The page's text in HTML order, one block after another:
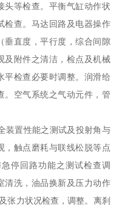
头等检查。平衡气缸动作状
检查。马达回路及电器操作
垂直度，平行度，综合间隙
及附件之清洁，检点及机械
平检查必要时调整。润滑给
。空气系统之气动元件，管
装置性能之测试及投射角与
，触点磨耗与联线松脱等点
停回路功能之测试检查调
清洗，油品换新及压力动作
张力状况检查，调整。离刹